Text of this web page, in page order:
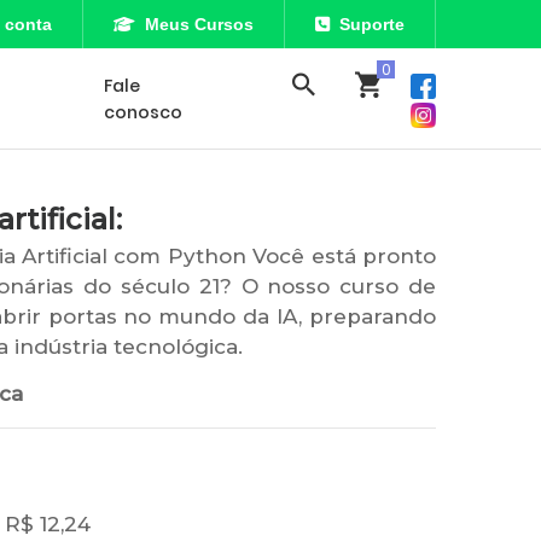
conta Meus Cursos Suporte
Fale
conosco
Artificial com Python Você está pronto
do século 21? O nosso curso de
portas no mundo da IA, preparando
indústria tecnológica.
12,24